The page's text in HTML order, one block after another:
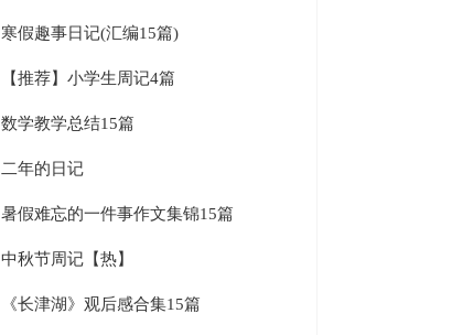
寒假趣事日记(汇编15篇)
【推荐】小学生周记4篇
数学教学总结15篇
二年的日记
暑假难忘的一件事作文集锦15篇
中秋节周记【热】
《长津湖》观后感合集15篇